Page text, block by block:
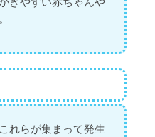
れらが集まって発生